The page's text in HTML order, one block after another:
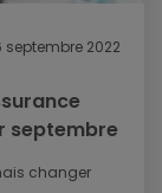
septembre 2022
septembre
changer